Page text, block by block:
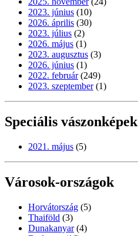
2023. június (10)
2026. április (30)
2023. július (2)
2026. május (1)
2023. augusztus (3)
2026. június (1)
2022. február (249)
2023. szeptember (1)
Speciális vászonképek
2021. május (5)
Városok-országok
Horvátország (5)
Thaiföld (3)
Dunakanyar (4)